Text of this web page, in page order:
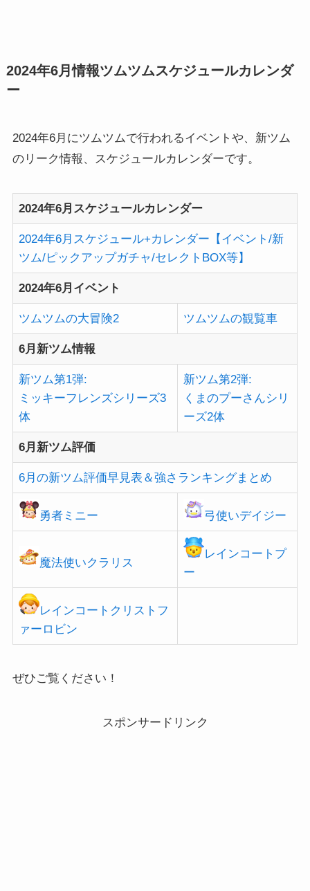
2024年6月情報ツムツムスケジュールカレンダ
ー
2024年6月にツムツムで行われるイベントや、新ツム
のリーク情報、スケジュールカレンダーです。
2024年6月スケジュールカレンダー
2024年6月スケジュール+カレンダー【イベント/新
ツム/ピックアップガチャ/セレクトBOX等】
2024年6月イベント
ツムツムの大冒険2 ツムツムの観覧車
6月新ツム情報
新ツム第1弾:
ミッキーフレンズシリーズ3
体
新ツム第2弾:
くまのプーさんシリ
ーズ2体
6月新ツム評価
6月の新ツム評価早見表＆強さランキングまとめ
勇者ミニー 弓使いデイジー
魔法使いクラリス
レインコートプ
ー
レインコートクリストフ
ァーロビン
ぜひご覧ください！
スポンサードリンク